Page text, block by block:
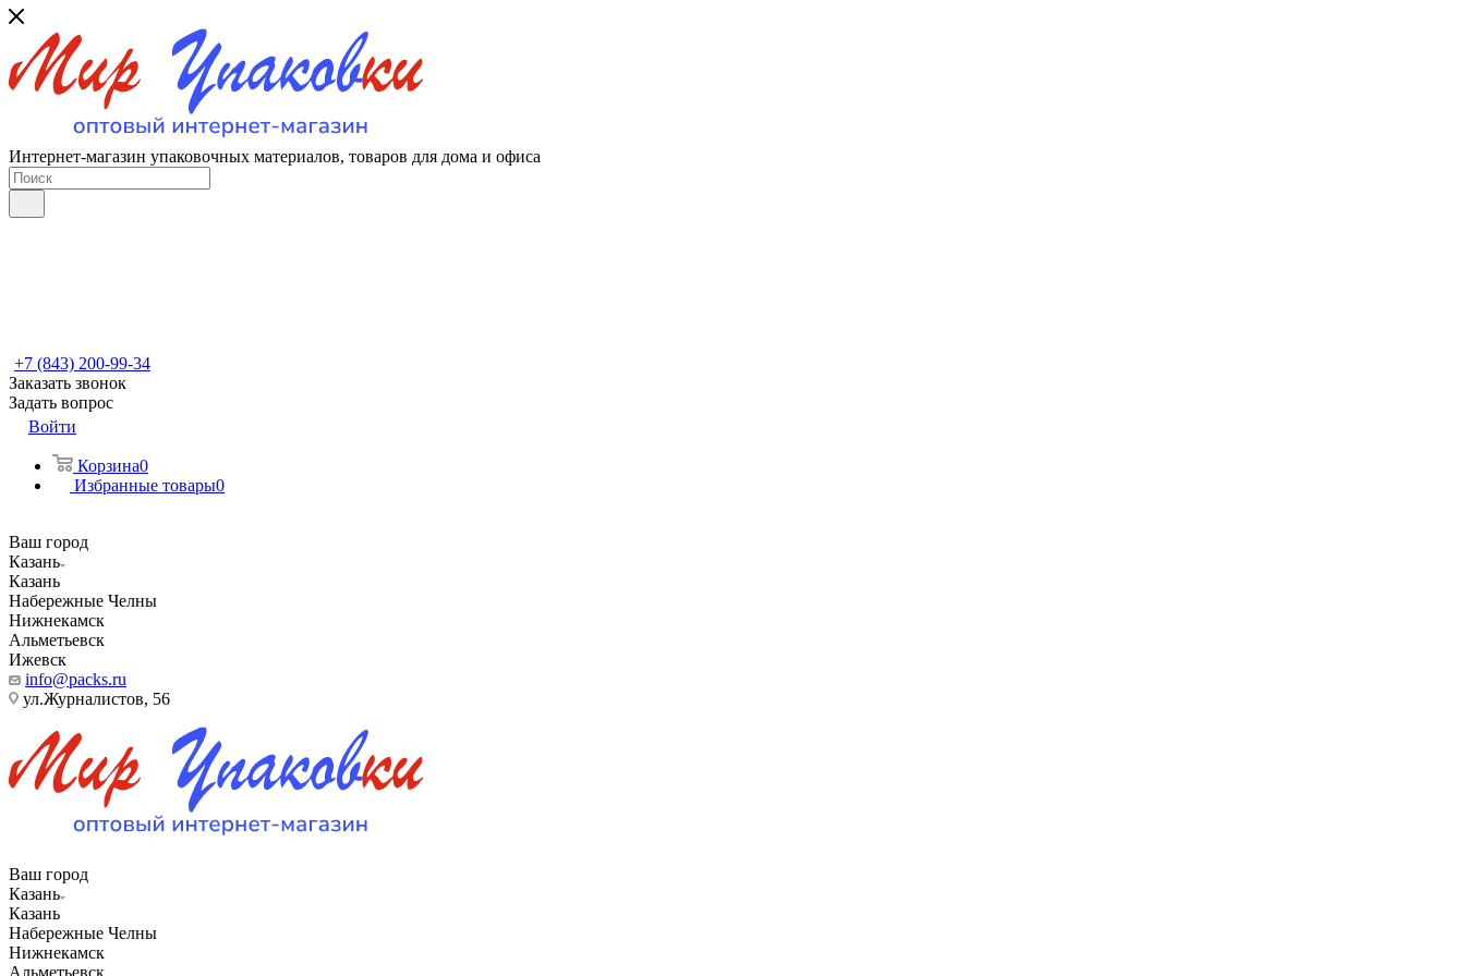
Интернет-магазин упаковочных материалов, товаров для дома и офиса
+7 (843) 200-99-34
Заказать звонок
Задать вопрос
Войти
Корзина0
Избранные товары0
Ваш город
Казань
Казань
Набережные Челны
Нижнекамск
Альметьевск
Ижевск
info@packs.ru
ул.Журналистов, 56
Ваш город
Казань
Казань
Набережные Челны
Нижнекамск
Альметьевск